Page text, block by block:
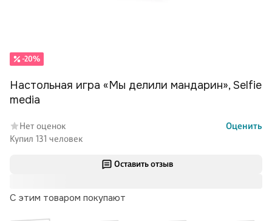
Оставить отзыв
С этим товаром покупают
-20%
Настольная игра «Мы делили мандарин», Selfie
media
Нет оценок
Оценить
Купил 131 человек